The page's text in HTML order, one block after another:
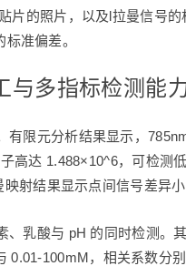
片的照片，以及l拉曼信号
准偏差。
多指标检测能
限元分析结果显示，
高达 1.488×10^6，可检
射结果显示点间信号差异
乳酸与 pH 的同时检测
0.01-100mM，相关系数